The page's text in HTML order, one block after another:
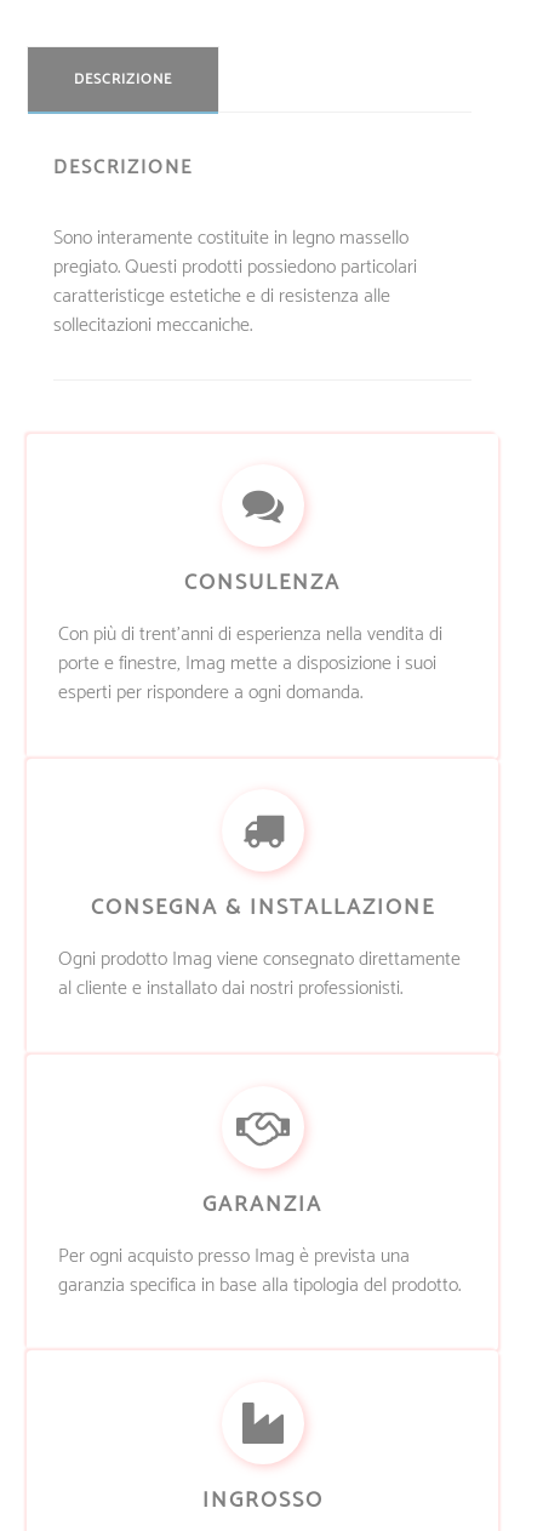
DESCRIZIONE
DESCRIZIONE
Sono interamente costituite in legno massello
pregiato. Questi prodotti possiedono particolari
caratteristicge estetiche e di resistenza alle
sollecitazioni meccaniche.
CONSULENZA
Con più di trent’anni di esperienza nella vendita di
porte e finestre, Imag mette a disposizione i suoi
esperti per rispondere a ogni domanda.
CONSEGNA & INSTALLAZIONE
Ogni prodotto Imag viene consegnato direttamente
al cliente e installato dai nostri professionisti.
GARANZIA
Per ogni acquisto presso Imag è prevista una
garanzia specifica in base alla tipologia del prodotto.
INGROSSO